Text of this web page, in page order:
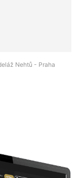
Nehtů - Praha